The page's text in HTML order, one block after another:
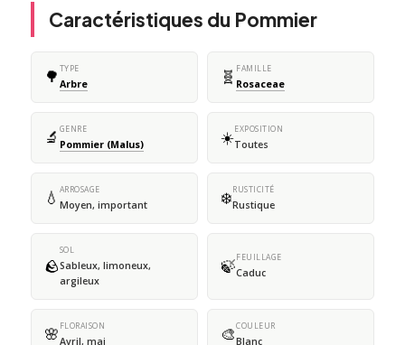
Caractéristiques du Pommier
🌳 TYPE
Arbre 🧬 FAMILLE
Rosaceae
🔬 GENRE
Pommier (Malus) ☀️EXPOSITION
Toutes
💧 ARROSAGE
Moyen, important ❄️RUSTICITÉ
Rustique
🪨
SOL
Sableux, limoneux,
argileux
🍃FEUILLAGE
Caduc
🌸 FLORAISON
Avril, mai 🎨COULEUR
Blanc